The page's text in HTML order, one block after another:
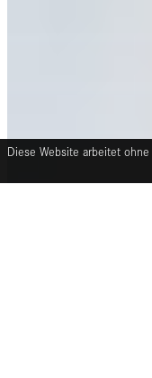
Diese Website arbeitet